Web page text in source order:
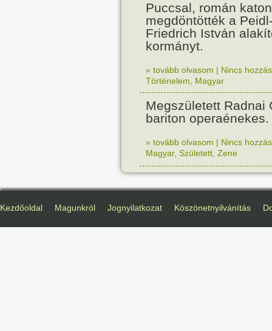
Puccsal, román
megdöntötték a
Friedrich István
kormányt.
» tovább olvasom | Nincs
Történelem
Magyar
Megszületett Radnai
bariton operaénekes.
» tovább olvasom | Nincs
Magyar, Született Zene
Kezdőoldal Magunkról Jognyilatkozat Köszönetnyilvánítás